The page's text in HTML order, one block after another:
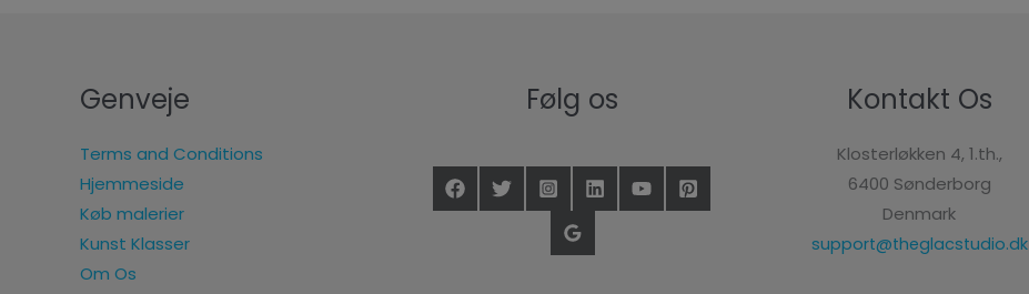
Genveje
Terms and Conditions
Hjemmeside
Køb malerier
Kunst Klasser
Om Os
Følg os Kontakt Os
Klosterløkken 4, 1.th.,
6400 Sønderborg
Denmark
support@theglacstudio.dk